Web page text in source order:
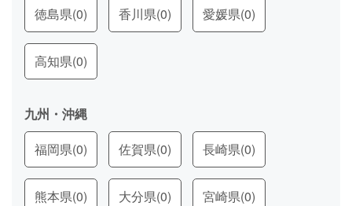
徳島県(0) 香川県(0) 愛媛県(0)
高知県(0)
九州・沖縄
福岡県(0) 佐賀県(0) 長崎県(0)
熊本県(0) 大分県(0) 宮崎県(0)